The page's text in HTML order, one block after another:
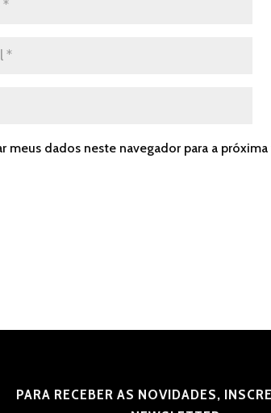
meus dados neste navegador para a
PARA RECEBER AS NOVIDADES,